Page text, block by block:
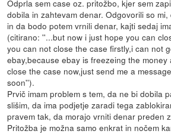
Odprla sem case oz. pritožbo, kjer sem
dobila in zahtevam denar. Odgovorili so
in da bodo potem vrnili denar, kajti sedaj
(citirano: ''...but now i just hope you can
you can not close the case firstly,i can not
ebay,because ebay is freezeing the money
close the case now,just send me a
soon'').
Prvič imam problem s tem, da ne bi dobila
slišim, da ima podjetje zaradi tega
pravem tak, da morajo vrniti denar preden
Pritožba je možna samo enkrat in nočem